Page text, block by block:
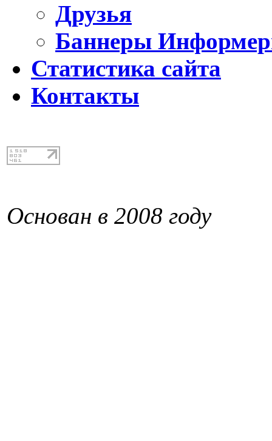
Друзья
Баннеры
Статистика сайта
Контакты
Основан в 2008 году